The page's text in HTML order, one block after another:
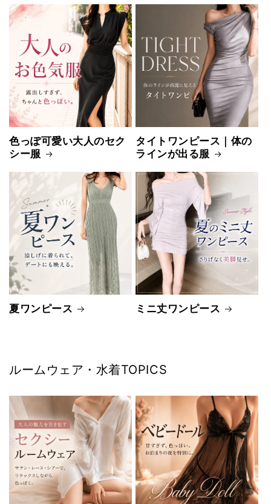
色っぽ可愛い大人のセク
シー服
タイトワンピース｜体の
ラインが出る服
夏ワンピース ミニ丈ワンピース
ルームウェア・水着TOPICS